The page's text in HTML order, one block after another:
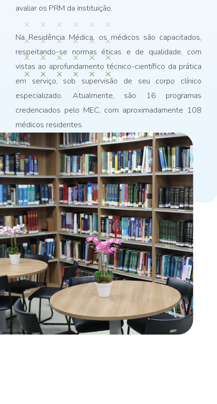
avaliar os PRM da instituição.
Na Residência Médica, os médicos são capacitados,
respeitando-se normas éticas e de qualidade, com
vistas ao aprofundamento técnico-científico da prática
em serviço, sob supervisão de seu corpo clínico
especializado. Atualmente, são 16 programas
credenciados pelo MEC, com aproximadamente 108
médicos residentes.